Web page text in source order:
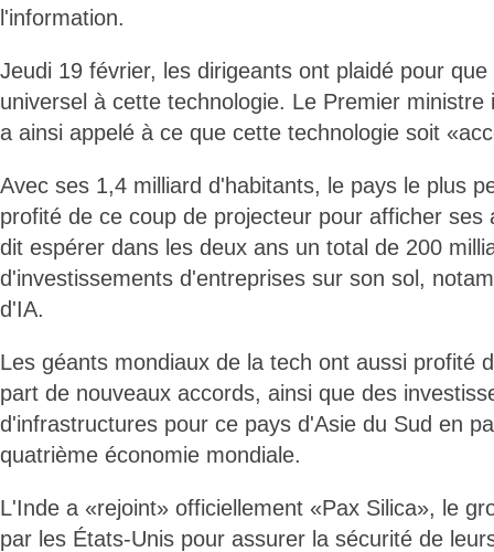
l'information.
Jeudi 19 février, les dirigeants ont plaidé pour
universel à cette technologie. Le Premier ministre
a ainsi appelé à ce que cette technologie soit
Avec ses 1,4 milliard d'habitants, le pays le plus
profité de ce coup de projecteur pour afficher ses
dit espérer dans les deux ans un total de 200
d'investissements d'entreprises sur son sol,
d'IA.
Les géants mondiaux de la tech ont aussi profité
part de nouveaux accords, ainsi que des
d'infrastructures pour ce pays d'Asie du Sud en
quatrième économie mondiale.
L'Inde a «rejoint» officiellement «Pax Silica», le
par les États-Unis pour assurer la sécurité de